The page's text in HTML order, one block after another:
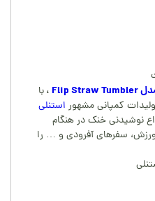
،با
کمپانی مشهور استنلی
نوشیدنی خنک در هنگام
سفر‌های آفرودی و … را